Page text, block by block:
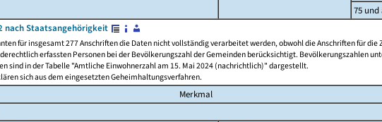
75
nach Staatsangehörigkeit
für insgesamt 277 Anschriften die Daten nicht vollständig verarbeitet werden, obwohl die Anschriften für die
erfassten Personen bei der Bevölkerungszahl der Gemeinden berücksichtigt. Bevölkerungszahlen
sind in der Tabelle "Amtliche Einwohnerzahl am 15. Mai 2024 (nachrichtlich)" dargestellt.
sich aus dem eingesetzten Geheimhaltungsverfahren.
Merkmal